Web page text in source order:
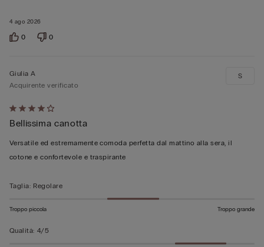
4 ago 2026
0 0
Valutato
4
su
5
Giulia A
Acquirente verificato
Bellissima canotta
Versatile ed estremamente comoda perfetta dal mattino alla sera, il
cotone e confortevole e traspirante
S
Taglia: Regolare
Troppo piccola Troppo grande
Qualità: 4/5